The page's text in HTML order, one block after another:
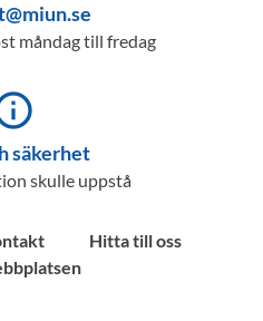
måndag till fredag
säkerhet
skulle uppstå
Hitta till oss